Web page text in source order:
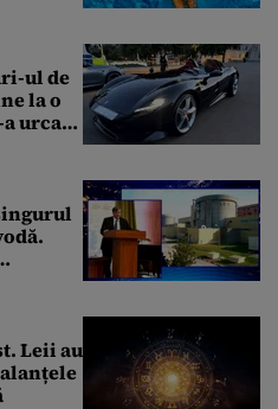
ul de
la o
a urcat
Leii au